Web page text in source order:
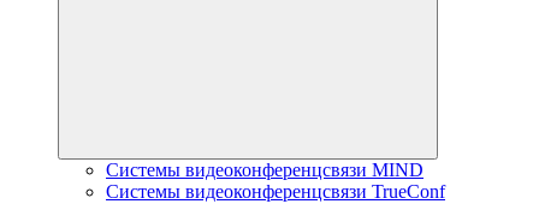
Системы видеоконференцсвязи MIND
Системы видеоконференцсвязи TrueConf